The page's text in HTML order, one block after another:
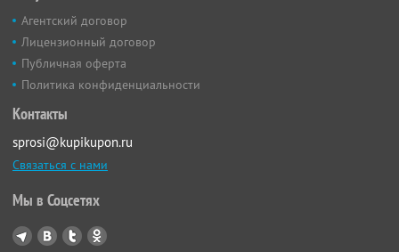
Агентский договор
Лицензионный договор
Публичная оферта
Политика конфиденциальности
Контакты
sprosi@kupikupon.ru
Связаться с нами
Мы в Соцсетях